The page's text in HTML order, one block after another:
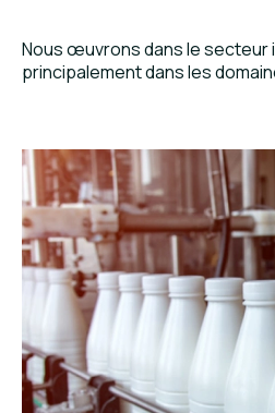
Nous œuvrons dans le secteur
principalement dans les